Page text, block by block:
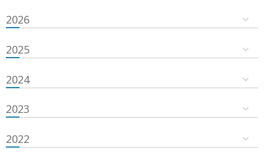
2026
2025
2024
2023
2022